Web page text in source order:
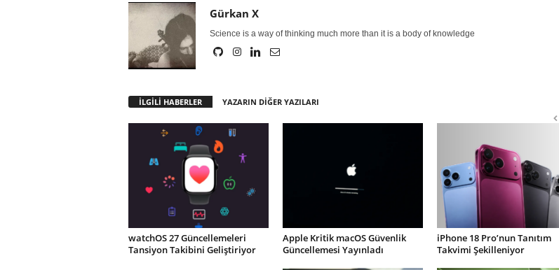
Gürkan X
Science is a way of thinking much more than it is a body of knowledge
İLGİLİ HABERLER YAZARIN DİĞER YAZILARI
watchOS 27 Güncellemeleri
Tansiyon Takibini Geliştiriyor
Apple Kritik macOS Güvenlik
Güncellemesi Yayınladı
iPhone 18 Pro’nun Tanıtım
Takvimi Şekilleniyor